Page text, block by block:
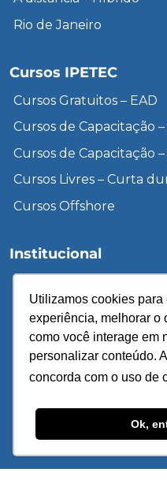
Utilizamos cookies para
experiência, melhorar o
como você interage em
personalizar conteúdo.
concorda com o uso de
Ok,
Rio de Janeiro
Cursos IPETEC
Cursos Gratuitos – EAD
Cursos de Capacitação –
Cursos de Capacitação
Cursos Livres – Curta
Cursos Offshore
Institucional
Inscreva-se
Unidades
Sobre o IPETEC
Cursos de
Política de Privacidade
© 2026 – IPETEC –